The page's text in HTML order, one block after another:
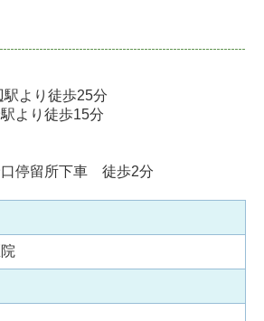
より徒歩25分
より徒歩15分
停留所下車 徒歩2分